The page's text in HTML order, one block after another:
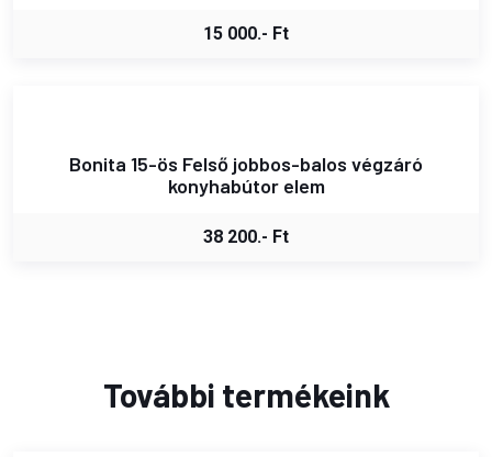
15 000.- Ft
Bonita 15-ös Felső jobbos-balos végzáró
konyhabútor elem
38 200.- Ft
További termékeink